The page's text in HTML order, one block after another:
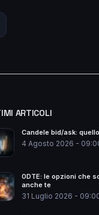
ARTICOLI
Candele bid/ask:
4 Agosto 2026 -
0DTE: le opzioni che
anche te
31 Luglio 2026 -